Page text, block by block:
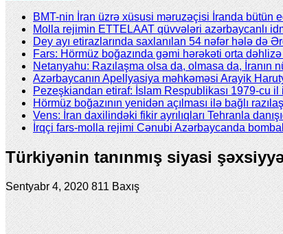
BMT-nin İran üzrə xüsusi məruzəçisi İranda bütün
Molla rejimin ETTELAAT qüvvələri azərbaycanlı
Dey ayı etirazlarında saxlanılan 54 nəfər hələ də
Fars: Hörmüz boğazında gəmi hərəkəti orta
Netanyahu: Razılaşma olsa da, olmasa da, İranın
Azərbaycanın Apellyasiya məhkəməsi Arayik
Pezeşkiandan etiraf: İslam Respublikası 1979-cu il
Hörmüz boğazının yenidən açılması ilə bağlı
Vens: İran daxilindəki fikir ayrılıqları Tehranla
İrqçi fars-molla rejimi Cənubi Azərbaycanda
Türkiyənin tanınmış siyasi
Sentyabr 4, 2020 811 Baxış